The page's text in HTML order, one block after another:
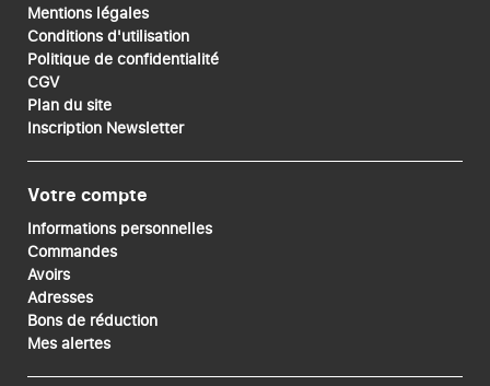
Mentions légales
Conditions d'utilisation
Politique de confidentialité
CGV
Plan du site
Inscription Newsletter
Votre compte
Informations personnelles
Commandes
Avoirs
Adresses
Bons de réduction
Mes alertes